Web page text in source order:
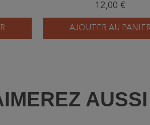
12,00 €
AJOUTER AU PANIER
AUSSI